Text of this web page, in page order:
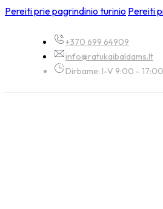
Pereiti prie pagrindinio turinio Pereiti
+370 699 64909
info@ratukaibaldams.lt
Dirbame: I-V 9:00 - 17:00